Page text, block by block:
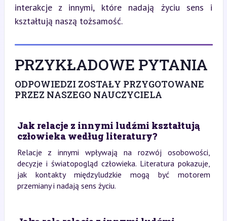
interakcje z innymi, które nadają życiu sens i
kształtują naszą tożsamość.
PRZYKŁADOWE PYTANIA
ODPOWIEDZI ZOSTAŁY PRZYGOTOWANE
PRZEZ NASZEGO NAUCZYCIELA
Jak relacje z innymi ludźmi kształtują
człowieka według literatury?
Relacje z innymi wpływają na rozwój osobowości,
decyzje i światopogląd człowieka. Literatura pokazuje,
jak kontakty międzyludzkie mogą być motorem
przemiany i nadają sens życiu.